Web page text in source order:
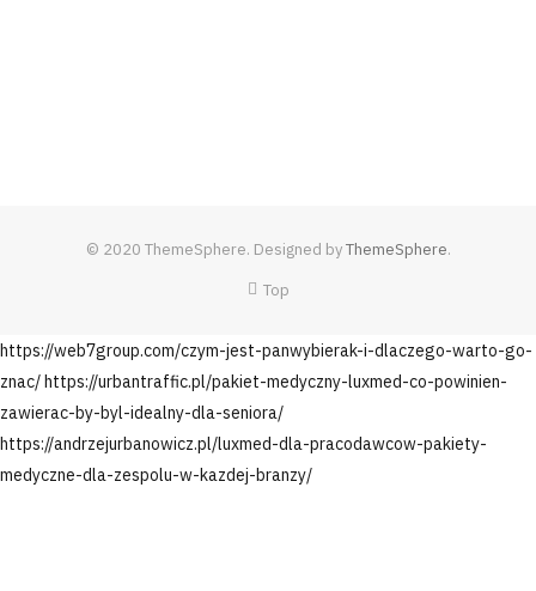
© 2020 ThemeSphere. Designed byThemeSphere.
Top
https://web7group.com/czym-jest-panwybierak-i-dlaczego-warto-go-
znac/https://urbantraffic.pl/pakiet-medyczny-luxmed-co-powinien-
zawierac-by-byl-idealny-dla-seniora/
https://andrzejurbanowicz.pl/luxmed-dla-pracodawcow-pakiety-
medyczne-dla-zespolu-w-kazdej-branzy/